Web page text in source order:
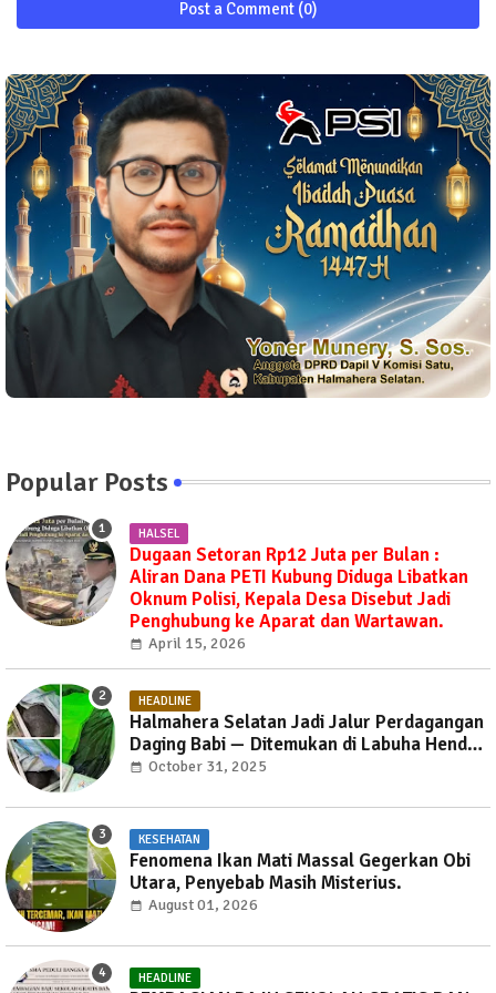
Post a Comment (0)
Popular Posts
HALSEL
Dugaan Setoran Rp12 Juta per Bulan :
Aliran Dana PETI Kubung Diduga Libatkan
Oknum Polisi, Kepala Desa Disebut Jadi
Penghubung ke Aparat dan Wartawan.
April 15, 2026
HEADLINE
Halmahera Selatan Jadi Jalur Perdagangan
Daging Babi — Ditemukan di Labuha Hendak
Dibawa ke Weda, Warga Mayoritas Marah,
October 31, 2025
KESEHATAN
Fenomena Ikan Mati Massal Gegerkan Obi
Utara, Penyebab Masih Misterius.
August 01, 2026
HEADLINE